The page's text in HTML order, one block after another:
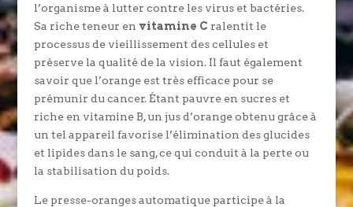
l’organisme à lutter contre les virus et bactéries.
Sa riche teneur en vitamine C ralentit le
processus de vieillissement des cellules et
préserve la qualité de la vision. Il faut également
savoir que l’orange est très efficace pour se
prémunir du cancer. Étant pauvre en sucres et
riche en vitamine B, un jus d’orange obtenu grâce à
un tel appareil favorise l’élimination des glucides
et lipides dans le sang, ce qui conduit à la perte ou
la stabilisation du poids.
Le presse-oranges automatique participe à la